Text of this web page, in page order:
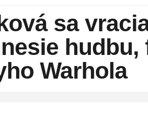
sa
hudbu,
Warhola